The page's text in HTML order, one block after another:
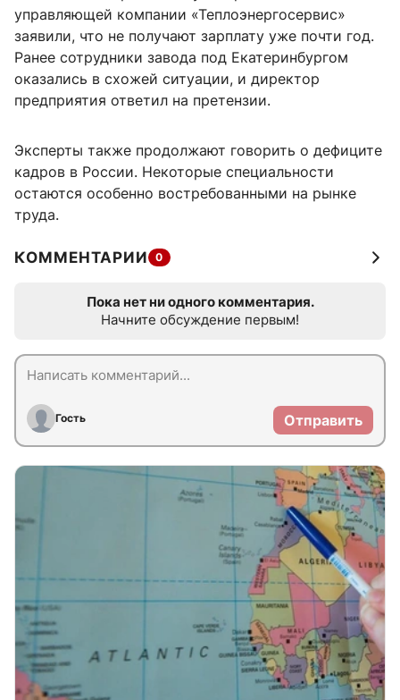
управляющей компании «Теплоэнергосервис»
заявили, что не получают зарплату уже почти год.
Ранее сотрудники завода под Екатеринбургом
оказались в схожей ситуации, и директор
предприятия ответил на претензии.
Эксперты также продолжают говорить о дефиците
кадров в России. Некоторые специальности
остаются особенно востребованными на рынке
труда.
КОММЕНТАРИИ 0
Пока нет ни одного комментария.
Начните обсуждение первым!
Гость Отправить